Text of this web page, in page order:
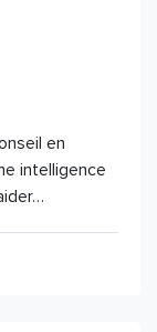
en
intelligence